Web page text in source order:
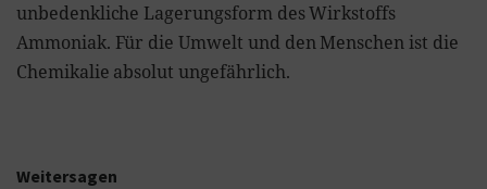
unbedenkliche Lagerungsform des Wirkstoffs
Ammoniak. Für die Umwelt und den Menschen ist die
Chemikalie absolut ungefährlich.
Weitersagen